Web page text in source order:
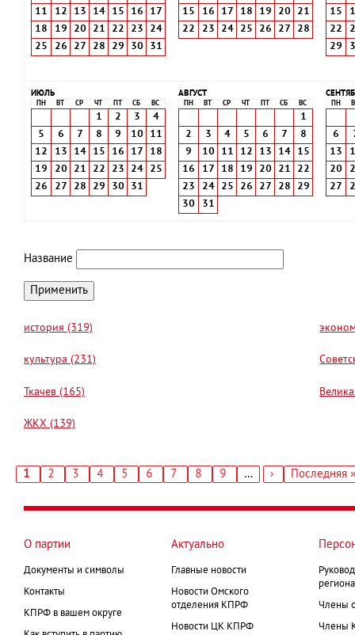
11
12 13 14 15 16
17
18
19 20 21 22 23
24
25
26 27 28 29 30 31
15
16 17 18 19 20
21
22
23 24 25 26 27 28
15
22
29
ИЮЛЬ
ПН ВТ СР ЧТ СБ ВС
1 2 3
4
5
6 7 8 9 10
11
12
13 14 15 16 17
18
19
20 21 22 23 24
25
26
27 28 29 30 31
АВГУСТ
ПН ВТ СР ЧТ СБ ВС
1
2
3 4 5 6 7
8
9
10 11 12 13 14
15
16
17 18 19 20 21
22
23
24 25 26 27 28
29
30
31
ПН
6
13
20
27
Название
история (319)
культура (231)
Ткачев (165)
ЖКХ (139)
страниц
Текущая
1 Страница
2 Страница
3 Страница
4 Страница
5 Страница
6 Страница
7 Страница
8 Страница
9 …
Следующая
›
Последняя
Последняя »
О партии
Документы и символы
Контакты
КПРФ в вашем округе
Актуально
Главные новости
Новости Омского
отделения КПРФ
Новости ЦК КПРФ
Члены
Члены